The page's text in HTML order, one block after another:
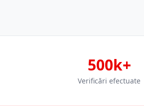
500k+
Verificări efectuate